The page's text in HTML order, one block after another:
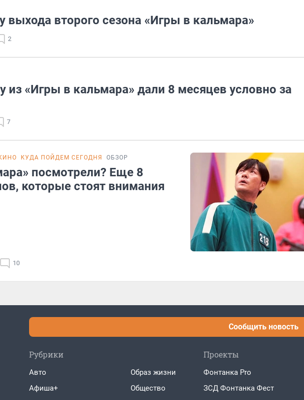
выхода второго сезона «Игры в кальмара»
2
из «Игры в кальмара» дали 8 месяцев условно за
7
КУДА ПОЙДЕМ СЕГОДНЯ ОБЗОР
посмотрели? Еще 8
которые стоят внимания
10
Сообщить новость
Рубрики
Авто
Афиша+
Образ жизни
Общество
Проекты
Фонтанка Pro
ЗСД Фонтанка Фест